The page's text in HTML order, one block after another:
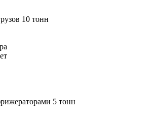
10 тонн
5 тонн